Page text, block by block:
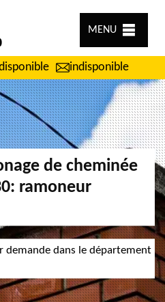
MENU
indisponible
de cheminée
ramoneur
demande dans le département